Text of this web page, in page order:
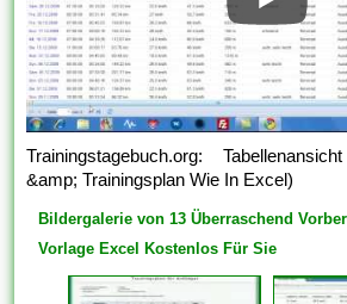
Trainingstagebuch.org:
&amp; Trainingsplan Wie In Excel)
Bildergalerie von 13 Überraschend
Vorlage Excel Kostenlos Für Sie